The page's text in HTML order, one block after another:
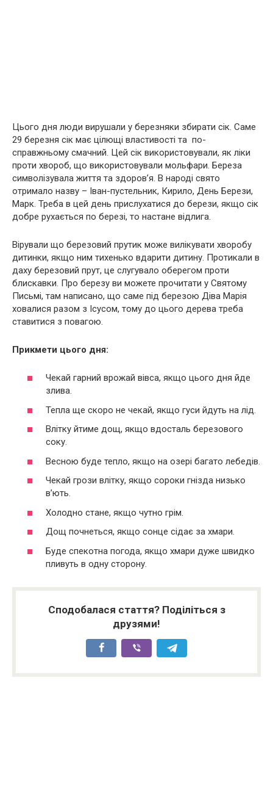
Цього дня люди вирушали у березняки збирати сік. Саме
29 березня сік має цілющі властивості та по-
справжньому смачний. Цей сік використовували, як ліки
проти хвороб, що використовували мольфари. Береза
символізувала життя та здоров’я. В народі свято
отримало назву – Іван-пустельник, Кирило, День Берези,
Марк. Треба в цей день прислухатися до берези, якщо сік
добре рухається по березі, то настане відлига.
Вірували що березовий прутик може вилікувати хворобу
дитинки, якщо ним тихенько вдарити дитину. Протикали в
даху березовий прут, це слугувало оберегом проти
блискавки. Про березу ви можете прочитати у Святому
Письмі, там написано, що саме під березою Діва Марія
ховалися разом з Ісусом, тому до цього дерева треба
ставитися з повагою.
Прикмети цього дня:
Чекай гарний врожай вівса, якщо цього дня йде
злива.
Тепла ще скоро не чекай, якщо гуси йдуть на лід.
Влітку йтиме дощ, якщо вдосталь березового
соку.
Весною буде тепло, якщо на озері багато лебедів.
Чекай грози влітку, якщо сороки гнізда низько
в’ють.
Холодно стане, якщо чутно грім.
Дощ почнеться, якщо сонце сідає за хмари.
Буде спекотна погода, якщо хмари дуже швидко
пливуть в одну сторону.
Сподобалася стаття? Поділіться з
друзями!